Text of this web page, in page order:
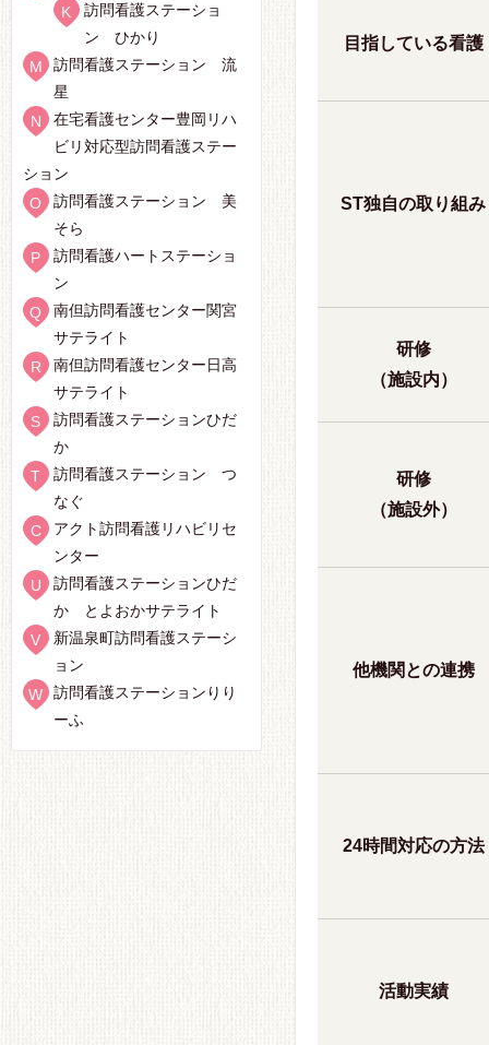
訪問看護ステーショ
ン ひかり
訪問看護ステーション 流
星
在宅看護センター豊岡リハ
ビリ対応型訪問看護ステー
ション
訪問看護ステーション 美
そら
訪問看護ハートステーショ
ン
南但訪問看護センター関宮
サテライト
南但訪問看護センター日高
サテライト
訪問看護ステーションひだ
か
訪問看護ステーション つ
なぐ
アクト訪問看護リハビリセ
ンター
訪問看護ステーションひだ
か とよおかサテライト
新温泉町訪問看護ステーシ
ョン
訪問看護ステーションりり
ーふ
目指している看護
ST独自の取り組み
研修
（施設内）
研修
（施設外）
他機関との連携
24時間対応の方法
活動実績